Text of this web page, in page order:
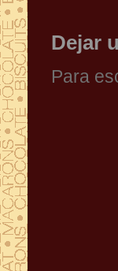
Dejar
Para